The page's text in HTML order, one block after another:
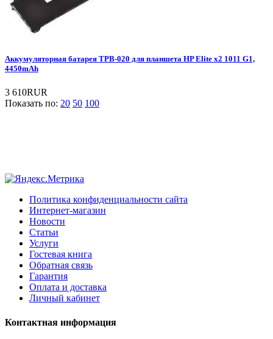
Аккумуляторная батарея TPB-020 для планшета HP Elite x2 1011 G1,
4450mAh
3 610RUR
Показать по: 20 50 100
Политика конфиденциальности сайта
Интернет-магазин
Новости
Статьи
Услуги
Гостевая книга
Обратная связь
Гарантия
Оплата и доставка
Личный кабинет
Контактная информация